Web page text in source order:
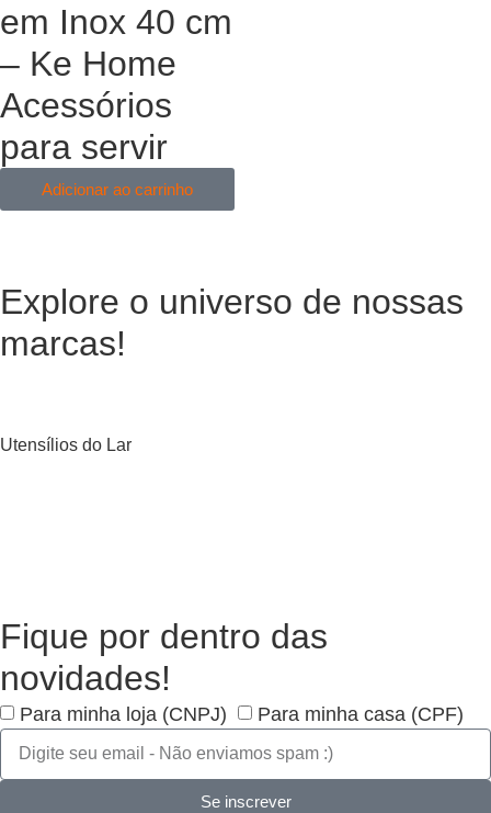
em Inox 40 cm
– Ke Home
Acessórios
para servir
Adicionar ao carrinho
Explore o universo de nossas
marcas!
Utensílios do Lar
Fique por dentro das
novidades!
Para minha loja (CNPJ) Para minha casa (CPF)
Se inscrever